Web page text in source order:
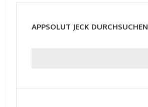
APPSOLUT JECK DURCHSUCHEN